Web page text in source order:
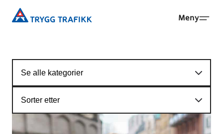
Trygg
Meny